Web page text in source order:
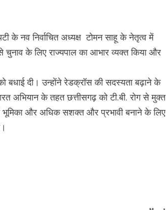
के नव निर्वाचित अध्यक्ष टोमन साहू के नेतृत्व में
चुनाव के लिए राज्यपाल का आभार व्यक्त किया और
बधाई दी। उन्होंने रेडक्रॉस की सदस्यता बढ़ाने के
अभियान के तहत छत्तीसगढ़ को टी.बी. रोग से मुक्त
भूमिका और अधिक सशक्त और प्रभावी बनाने के लिए